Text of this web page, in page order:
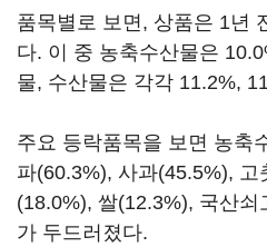
품목별로 보면, 상품은 1년
다. 이 중 농축수산물은
물, 수산물은 각각 11.2%,
주요 등락품목을 보면 농축
파(60.3%), 사과(45.5%), 고
(18.0%), 쌀(12.3%), 국산쇠
가 두드러졌다.